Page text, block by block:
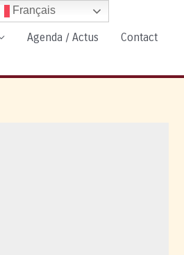
Agenda / Actus Contact
Français